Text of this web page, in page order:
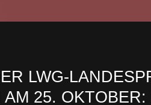
LWG-
25.